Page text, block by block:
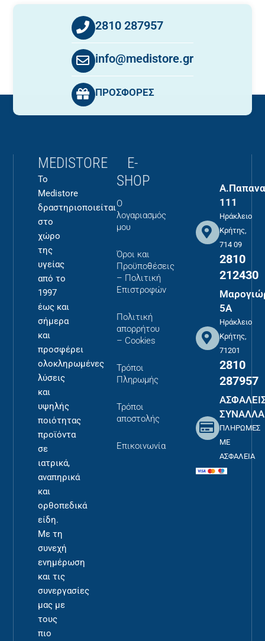
2810 287957
info@medistore.gr
ΠΡΟΣΦΟΡΕΣ
MEDISTORE
Το
Medistore
δραστηριοποιείται
στο
χώρο
της
υγείας
από το
1997
έως και
σήμερα
και
προσφέρει
ολοκληρωμένες
λύσεις
και
υψηλής
ποιότητας
προϊόντα
σε
ιατρικά,
αναπηρικά
και
ορθοπεδικά
είδη.
Με τη
συνεχή
ενημέρωση
και τις
συνεργασίες
μας με
τους
πιο
E-
SHOP
Ο
λογαριασμός
μου
Όροι και
Προϋποθέσεις
– Πολιτική
Επιστροφών
Πολιτική
απορρήτου
– Cookies
Τρόποι
Πληρωμής
Τρόποι
αποστολής
Επικοινωνία
111
Ηράκλειο
Κρήτης,
714 09
2810
212430
5Α
Ηράκλειο
Κρήτης,
71201
2810
287957
ΠΛΗΡΩΜΕΣ
ΜΕ
ΑΣΦΑΛΕΙΑ